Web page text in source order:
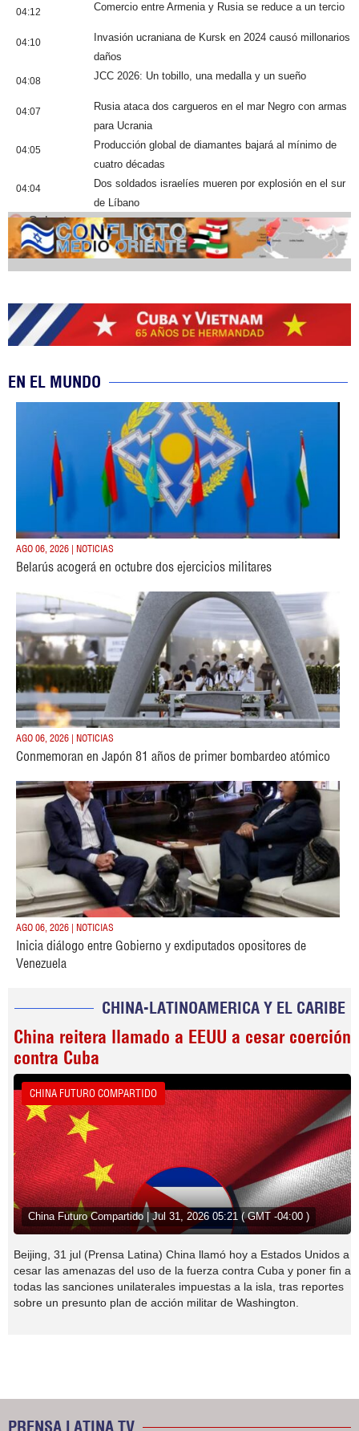
04:12 Comercio entre Armenia y Rusia se reduce a un tercio
04:10
Invasión ucraniana de Kursk en 2024 causó millonarios
daños
04:08 JCC 2026: Un tobillo, una medalla y un sueño
04:07
Rusia ataca dos cargueros en el mar Negro con armas
para Ucrania
04:05
Producción global de diamantes bajará al mínimo de
cuatro décadas
04:04
Dos soldados israelíes mueren por explosión en el sur
de Líbano
Cobertura
EN EL MUNDO
AGO 06, 2026 | NOTICIAS
Belarús acogerá en octubre dos ejercicios militares
AGO 06, 2026 | NOTICIAS
Conmemoran en Japón 81 años de primer bombardeo atómico
AGO 06, 2026 | NOTICIAS
Inicia diálogo entre Gobierno y exdiputados opositores de
Venezuela
CHINA-LATINOAMERICA Y EL CARIBE
China reitera llamado a EEUU a cesar coerción
contra Cuba
CHINA FUTURO COMPARTIDO
China Futuro Compartido | Jul 31, 2026 05:21 ( GMT -04:00 )
Beijing, 31 jul (Prensa Latina) China llamó hoy a Estados Unidos a
cesar las amenazas del uso de la fuerza contra Cuba y poner fin a
todas las sanciones unilaterales impuestas a la isla, tras reportes
sobre un presunto plan de acción militar de Washington.
PRENSA LATINA TV